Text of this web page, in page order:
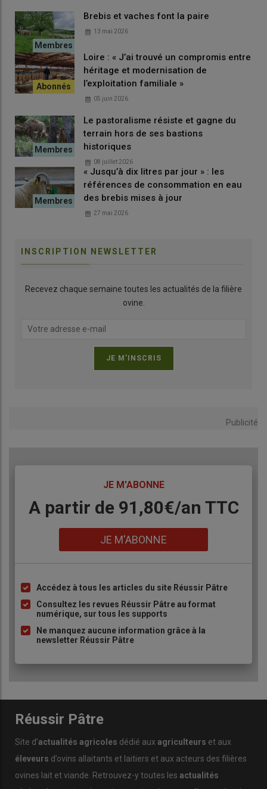
Lorraine.» La laine d’une moindre qualité est transformée
isolant ou en feutre . Mos-Laine a participé avec succès à la
réouverture d’une unité de transformation
feutre à Bataville, en Moselle.
Chiffres clés : L’élevage ovin dans le Grand-Est
1 027 éleveurs ovins
250 000 reproducteurs ovins allaitants
12 abattoirs
1 certificat de spécialisation ovin à Mirecourt
Rédaction Réussir
Brebis et vaches font la paire
13 mai 2026
Loire : « J’ai trouvé un compromis entre
héritage et modernisation de
l’exploitation familiale »
05 juin 2026
Le pastoralisme résiste et gagne du
terrain hors de ses bastions
historiques
08 juillet 2026
« Jusqu’à dix litres par jour » : les
références de consommation en eau
des brebis mises à jour
27 mai 2026
INSCRIPTION NEWSLETTER
Recevez chaque semaine toutes les actualités de la filière
ovine.
Publicité
JE M'ABONNE
Body
A partir de 91,80€/an​ TTC
JE M'ABONNE
Liste
à
puce
Accédez à tous les articles du site Réussir Pâtre
Consultez les revues Réussir Pâtre au format
numérique, sur tous les supports
Ne manquez aucune information grâce à la
newsletter Réussir Pâtre
Réussir Pâtre
Site d’actualités agricoles dédié aux agriculteurs et aux
éleveurs d’ovins allaitants et laitiers et aux acteurs des filières
ovines lait et viande. Retrouvez-y toutes les actualités